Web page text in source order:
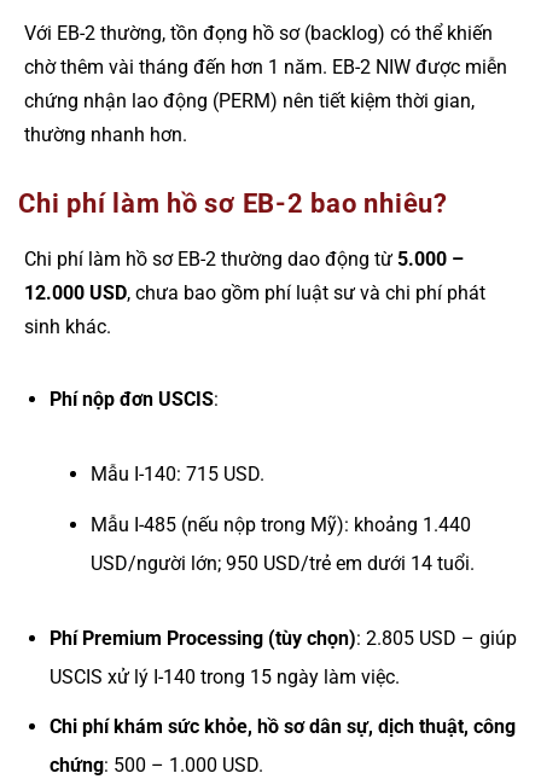
Với EB-2 thường, tồn đọng hồ sơ (backlog) có thể khiến
chờ thêm vài tháng đến hơn 1 năm. EB-2 NIW được miễn
chứng nhận lao động (PERM) nên tiết kiệm thời gian,
thường nhanh hơn.
Chi phí làm hồ sơ EB-2 bao nhiêu?
Chi phí làm hồ sơ EB-2 thường dao động từ 5.000 –
12.000 USD, chưa bao gồm phí luật sư và chi phí phát
sinh khác.
Phí nộp đơn USCIS:
Mẫu I-140: 715 USD.
Mẫu I-485 (nếu nộp trong Mỹ): khoảng 1.440
USD/người lớn; 950 USD/trẻ em dưới 14 tuổi.
Phí Premium Processing (tùy chọn): 2.805 USD – giúp
USCIS xử lý I-140 trong 15 ngày làm việc.
Chi phí khám sức khỏe, hồ sơ dân sự, dịch thuật, công
chứng: 500 – 1.000 USD.